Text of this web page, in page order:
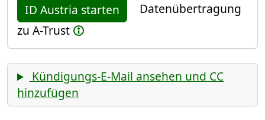
ID Austria starten
Datenübertragung
zu A-Trust
Kündigungs-E-Mail ansehen und CC
hinzufügen